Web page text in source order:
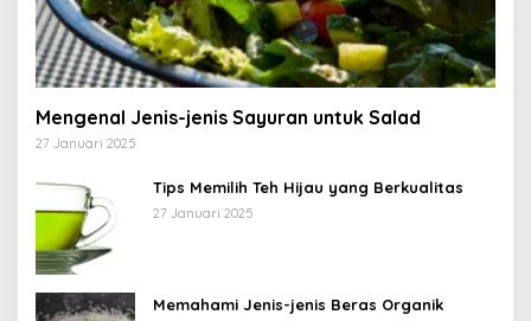
Mengenal Jenis-jenis Sayuran untuk Salad
27 Januari 2025
Tips Memilih Teh Hijau yang Berkualitas
27 Januari 2025
Memahami Jenis-jenis Beras Organik